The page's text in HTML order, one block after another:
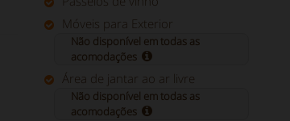
Móveis para Exterior
Não disponível em todas as
acomodações
Área de jantar ao ar livre
Não disponível em todas as
acomodações